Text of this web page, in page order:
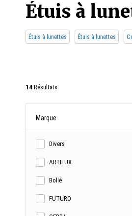
Étuis à
Étuis à lunettes Étuis à lunettes
14 Résultats
Marque
Divers
ARTILUX
Bollé
FUTURO